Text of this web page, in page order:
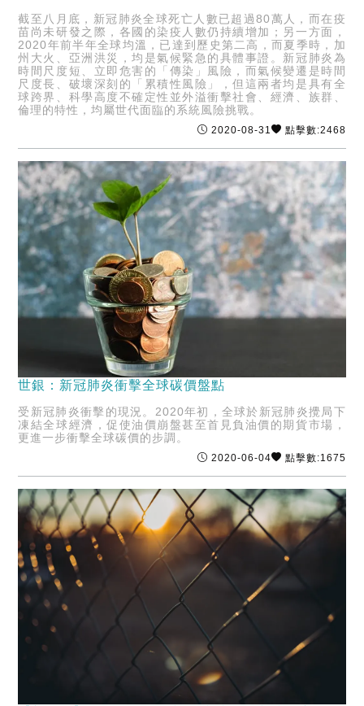
截至八月底，新冠肺炎全球死亡人數已超過80萬人，而在疫
苗尚未研發之際，各國的染疫人數仍持續增加；另一方面，
2020年前半年全球均溫，已達到歷史第二高，而夏季時，加
州大火、亞洲洪災，均是氣候緊急的具體事證。新冠肺炎為
時間尺度短、立即危害的「傳染」風險，而氣候變遷是時間
尺度長、破壞深刻的「累積性風險」，但這兩者均是具有全
球跨界、科學高度不確定性並外溢衝擊社會、經濟、族群、
倫理的特性，均屬世代面臨的系統風險挑戰。
2020-08-31 點擊數:2468
世銀：新冠肺炎衝擊全球碳價盤點
受新冠肺炎衝擊的現況。2020年初，全球於新冠肺炎攪局下
凍結全球經濟，促使油價崩盤甚至首見負油價的期貨市場，
更進一步衝擊全球碳價的步調。
2020-06-04 點擊數:1675